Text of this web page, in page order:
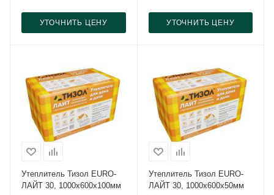
УТОЧНИТЬ ЦЕНУ УТОЧНИТЬ ЦЕНУ
Утеплитель Тизол EURO-
ЛАЙТ 30, 1000x600x100мм
Утеплитель Тизол EURO-
ЛАЙТ 30, 1000x600x50мм